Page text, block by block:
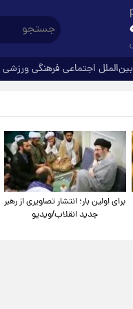
بین‌الملل اجتماعی فرهنگیورزشی
برای اولین بار؛ انتشار تصاویری از رهبر
جدید انقلاب/ویدیو